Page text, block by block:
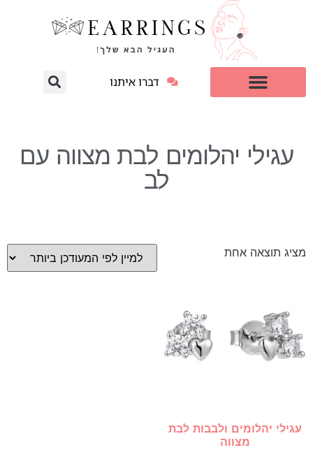
דברו איתנו
עגילי יהלומים לבת מצווה עם
לב
מציג תוצאה אחת
עגילי יהלומים ולבבות לבת
מצווה